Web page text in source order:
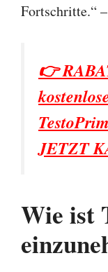
Fortschritte.“
👉
JETZT
Wie ist